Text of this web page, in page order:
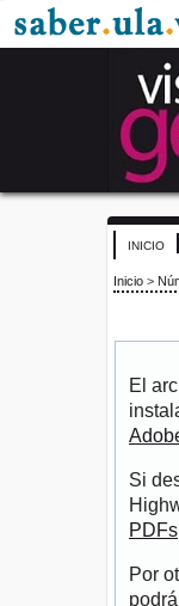
INICIO
Inicio >
El
Si
PDFs
Por